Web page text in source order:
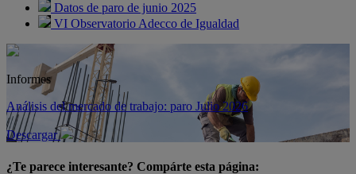
Datos de paro de junio 2025
VI Observatorio Adecco de Igualdad
Informes
Análisis del mercado de trabajo: paro Julio 2026
Descargar
¿Te parece interesante? Compárte esta página: